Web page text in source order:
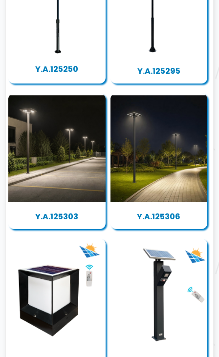
Y.A.125250 Y.A.125295
Y.A.125303 Y.A.125306